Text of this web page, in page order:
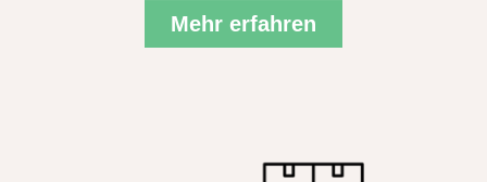
Mehr erfahren